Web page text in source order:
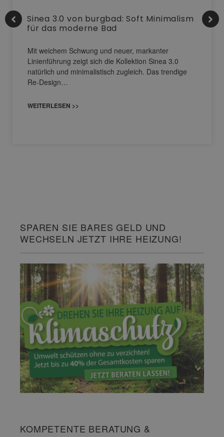
Sinea 3.0 von burgbad: Soft Minimalism
für das moderne Bad
Mit weichem Schwung und neuer, markanter
Linienführung zeigt sich die Kollektion Sinea 3.0
natürlich und minimalistisch zugleich. Das trendige
Re-Design…
WEITERLESEN >>
SPAREN SIE BARES GELD UND
WECHSELN JETZT IHRE HEIZUNG!
KOMPETENTE BERATUNG &